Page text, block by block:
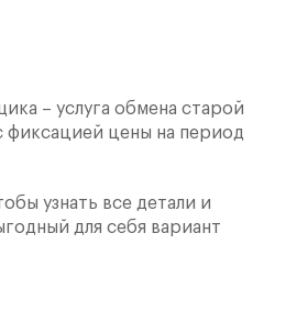
– услуга обмена старой
фиксацией цены на период
узнать все детали и
для себя вариант
с отделкой. Квартира